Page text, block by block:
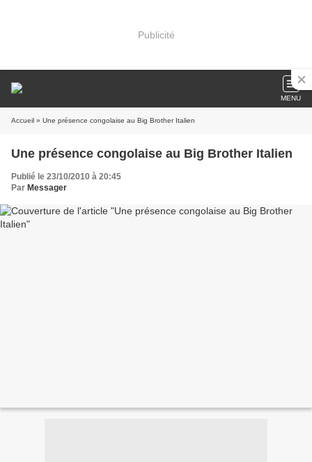
Publicité
MENU
Accueil » Une présence congolaise au Big Brother Italien
Une présence congolaise au Big Brother Italien
Publié le 23/10/2010 à 20:45
Par Messager